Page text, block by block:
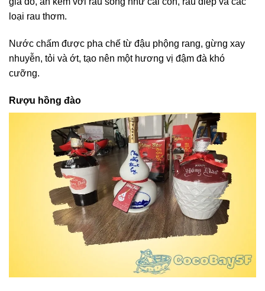
loại rau thơm.
Nước chấm được pha chế từ đậu phộng rang, gừng xay
nhuyễn, tỏi và ớt, tạo nên một hương vị đậm đà khó
cưỡng.
Rượu hồng đào